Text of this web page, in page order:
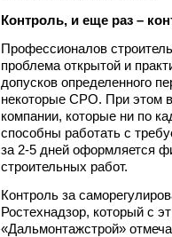
Контроль, и еще раз –
Профессионалов
проблема открытой и
допусков определенного
некоторые СРО. При этом
компании, которые ни по
способны работать с
за 2-5 дней оформляется
строительных работ.
Контроль за
Ростехнадзор, который с
«Дальмонтажстрой»